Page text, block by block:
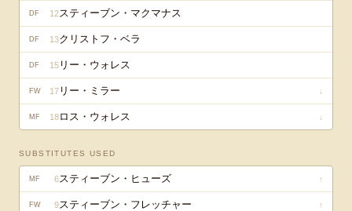
DF 12スティーブン・マクマナス
DF 13クリストフ・ベラ
DF 15 リー・ウォレス
FW 17 リー・ミラー ↓
MF 18ロス・ウォレス ↓
SUBSTITUTES USED
MF 6スティーブン・ヒューズ ↑
FW 9スティーブン・フレッチャー ↑